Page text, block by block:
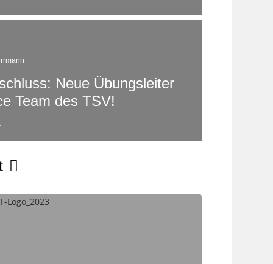
Neue Übungsleiter
Team des TSV!